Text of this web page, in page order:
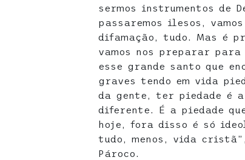
sermos instrumentos de
passaremos ilesos,
difamação, tudo. Mas é
vamos nos preparar
esse grande santo que
graves tendo em vida
da gente, ter piedade é
diferente. É a piedade
hoje, fora disso é só
tudo, menos, vida
Pároco.